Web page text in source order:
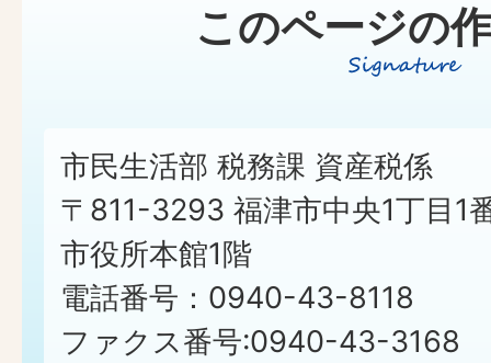
このページの
市民生活部 税務課 資産税係
〒811-3293 福津市中央1丁目1
市役所本館1階
電話番号：0940-43-8118
ファクス番号:0940-43-3168